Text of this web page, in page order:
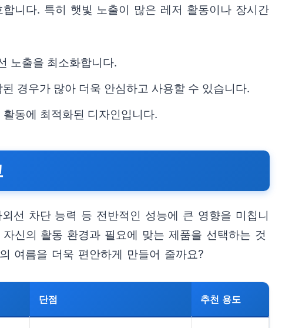
니다. 특히 햇빛 노출이 많은 레저 활동이나 장시간
노출을 최소화합니다.
경우가 많아 더욱 안심하고 사용할 수 있습니다.
동에 최적화된 디자인입니다.
선 차단 능력 등 전반적인 성능에 큰 영향을 미칩니
신의 활동 환경과 필요에 맞는 제품을 선택하는 것
여름을 더욱 편안하게 만들어 줄까요?
단점 추천 용도